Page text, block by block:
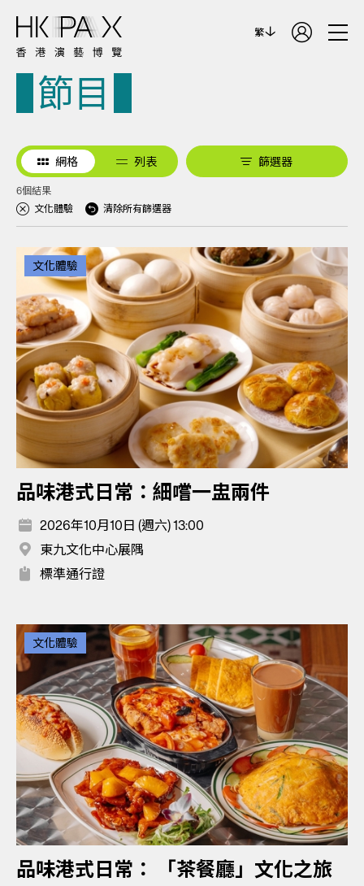
繁
節目
網格 列表 篩選器
6個結果
文化體驗
清除所有篩選器
文化體驗
品味港式日常：細嚐一盅兩件
2026年10月10日 (週六) 13:00
東九文化中心展隅
標準通行證
文化體驗
品味港式日常： 「茶餐廳」文化之旅